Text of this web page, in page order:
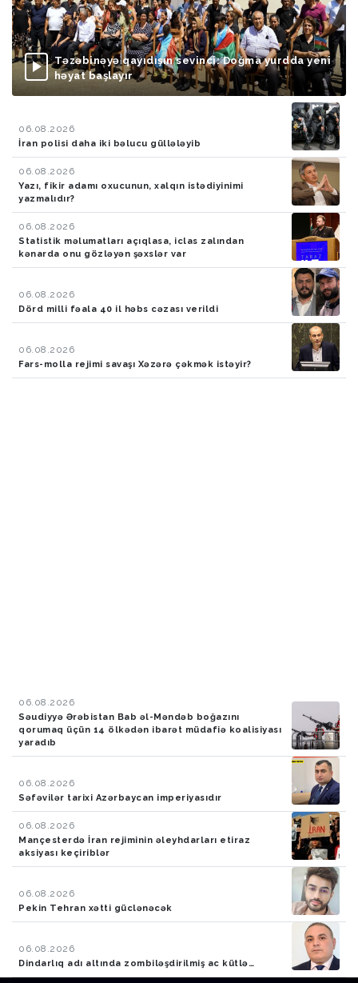
Təzəbinəyə qayıdışın sevinci: Doğma yurdda yeni
həyat başlayır
06.08.2026
İran polisi daha iki bəlucu güllələyib
06.08.2026
Yazı, fikir adamı oxucunun, xalqın istədiyinimi
yazmalıdır?
06.08.2026
Statistik məlumatları açıqlasa, iclas zalından
kənarda onu gözləyən şəxslər var
06.08.2026
Dörd milli fəala 40 il həbs cəzası verildi
06.08.2026
Fars-molla rejimi savaşı Xəzərə çəkmək istəyir?
06.08.2026
Səudiyyə Ərəbistan Bab əl-Məndəb boğazını
qorumaq üçün 14 ölkədən ibarət müdafiə koalisiyası
yaradıb
06.08.2026
Səfəvilər tarixi Azərbaycan imperiyasıdır
06.08.2026
Mançesterdə İran rejiminin əleyhdarları etiraz
aksiyası keçiriblər
06.08.2026
Pekin Tehran xətti güclənəcək
06.08.2026
Dindarlıq adı altında zombiləşdirilmiş ac kütlə…